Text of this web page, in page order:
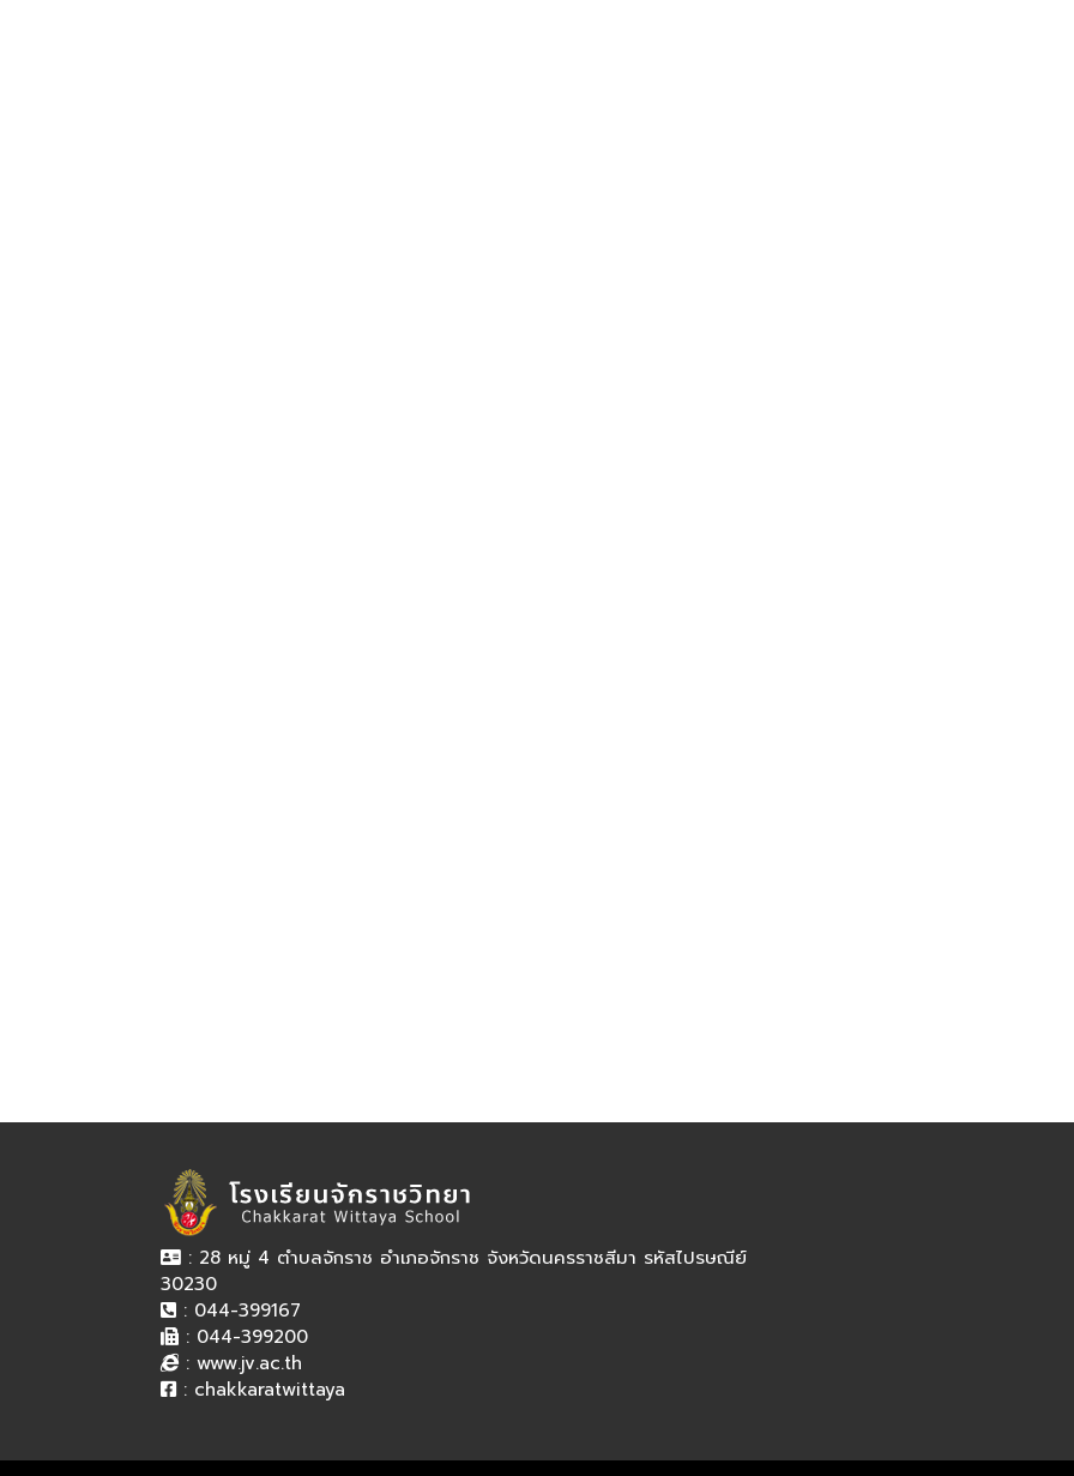
: 28 หมู่ 4 ตำบลจักราช อำเภอจักราช จังหวัดนครราชสีมา รหัสไปรษณีย์
30230
: 044-399167
: 044-399200
: www.jv.ac.th
: chakkaratwittaya